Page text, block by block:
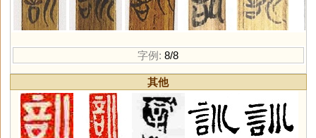
字例: 8/8
其他